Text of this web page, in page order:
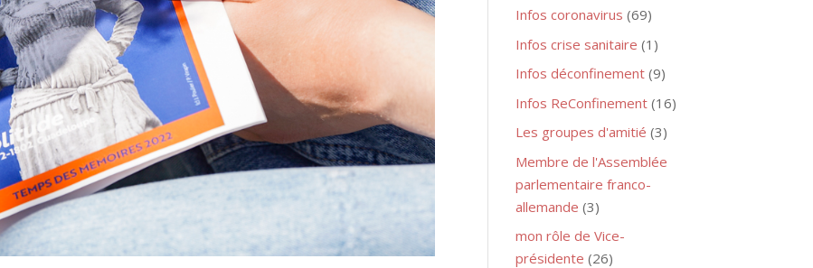
Infos coronavirus (69)
Infos crise sanitaire (1)
Infos déconfinement (9)
Infos ReConfinement (16)
Les groupes d'amitié (3)
Membre de l'Assemblée
parlementaire franco-
allemande (3)
mon rôle de Vice-
présidente (26)